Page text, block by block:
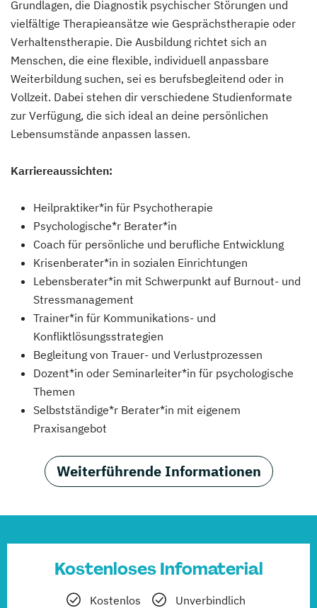
Grundlagen, die Diagnostik psychischer Störungen und
vielfältige Therapieansätze wie Gesprächstherapie oder
Verhaltenstherapie. Die Ausbildung richtet sich an
Menschen, die eine flexible, individuell anpassbare
Weiterbildung suchen, sei es berufsbegleitend oder in
Vollzeit. Dabei stehen dir verschiedene Studienformate
zur Verfügung, die sich ideal an deine persönlichen
Lebensumstände anpassen lassen.
Karriereaussichten:
Heilpraktiker*in für Psychotherapie
Psychologische*r Berater*in
Coach für persönliche und berufliche Entwicklung
Krisenberater*in in sozialen Einrichtungen
Lebensberater*in mit Schwerpunkt auf Burnout- und
Stressmanagement
Trainer*in für Kommunikations- und
Konfliktlösungsstrategien
Begleitung von Trauer- und Verlustprozessen
Dozent*in oder Seminarleiter*in für psychologische
Themen
Selbstständige*r Berater*in mit eigenem
Praxisangebot
Weiterführende Informationen
Kostenloses Infomaterial
Kostenlos
Unverbindlich